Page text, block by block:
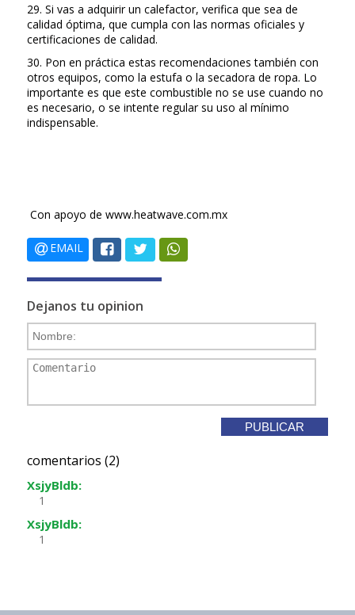
29. Si vas a adquirir un calefactor, verifica que sea de
calidad óptima, que cumpla con las normas oficiales y
certificaciones de calidad.
30. Pon en práctica estas recomendaciones también con
otros equipos, como la estufa o la secadora de ropa. Lo
importante es que este combustible no se use cuando no
es necesario, o se intente regular su uso al mínimo
indispensable.
Con apoyo de www.heatwave.com.mx
EMAIL
Dejanos tu opinion
comentarios (2)
XsjyBldb:
1
XsjyBldb:
1